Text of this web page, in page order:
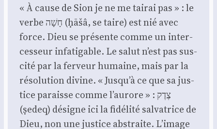
« À cause de Sion je ne me tai­rai pas » : le
verbe חָשָׁה (ḥāšâ, se taire) est nié avec
force. Dieu se pré­sente comme un inter­
ces­seur infa­ti­gable. Le salut n’est pas sus­
ci­té par la fer­veur humaine, mais par la
réso­lu­tion divine. « Jusqu’à ce que sa jus­
tice paraisse comme l’aurore » : צֶדֶק
(ṣedeq) désigne ici la fidé­li­té sal­va­trice de
Dieu, non une jus­tice abs­traite. L’image